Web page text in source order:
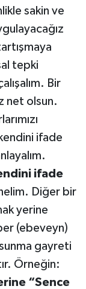
sakin ve
tepki
Bir
net olsun.
ifade
ifade
Diğer bir
yerine
(ebeveyn)
gayreti
Örneğin:
“Sence